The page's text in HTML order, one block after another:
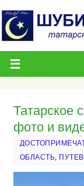
Татарское
фото и
ОБЛАСТЬ